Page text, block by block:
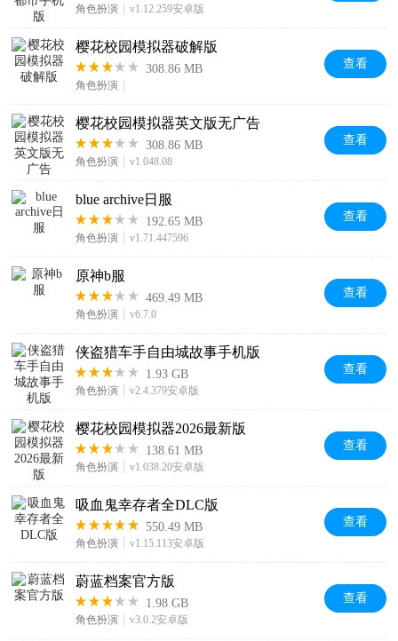
角色扮演 v1.12.259安卓版
樱花校园模拟器破解版
308.86 MB
角色扮演
查看
樱花校园模拟器英文版无广告
308.86 MB
角色扮演 v1.048.08
查看
blue archive日服
192.65 MB
角色扮演 v1.71.447596
查看
原神b服
469.49 MB
角色扮演 v6.7.0
查看
侠盗猎车手自由城故事手机版
1.93 GB
角色扮演 v2.4.379安卓版
查看
樱花校园模拟器2026最新版
138.61 MB
角色扮演 v1.038.20安卓版
查看
吸血鬼幸存者全DLC版
550.49 MB
角色扮演 v1.15.113安卓版
查看
蔚蓝档案官方版
1.98 GB
角色扮演 v3.0.2安卓版
查看